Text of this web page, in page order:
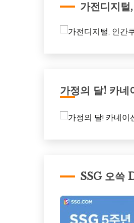
가전디지털
가정의 달! 카
SSG 오쓱